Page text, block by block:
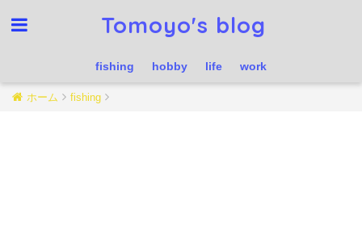
Tomoyo's blog
fishing hobby life work
ホーム fishing